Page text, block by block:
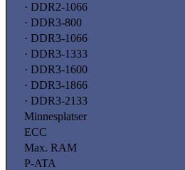
· DDR2-1066
· DDR3-800
· DDR3-1066
· DDR3-1333
· DDR3-1600
· DDR3-1866
· DDR3-2133
Minnesplatser
ECC
Max. RAM
P-ATA